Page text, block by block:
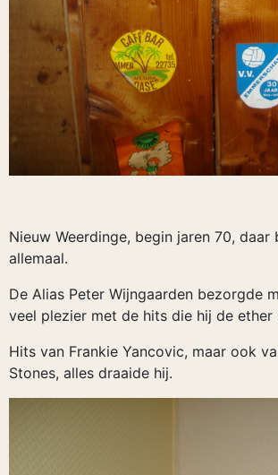
Nieuw Weerdinge, begin jaren 70, daar
allemaal.
De Alias Peter Wijngaarden bezorgde
veel plezier met de hits die hij de ether
Hits van Frankie Yancovic, maar ook
Stones, alles draaide hij.